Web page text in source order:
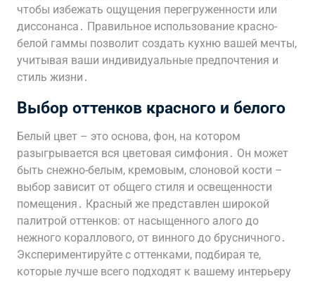
чтобы избежать ощущения перегруженности или
диссонанса․ Правильное использование красно-
белой гаммы позволит создать кухню вашей мечты,
учитывая ваши индивидуальные предпочтения и
стиль жизни․
Выбор оттенков красного и белого
Белый цвет – это основа, фон, на котором
разыгрывается вся цветовая симфония․ Он может
быть снежно-белым, кремовым, слоновой кости –
выбор зависит от общего стиля и освещенности
помещения․ Красный же представлен широкой
палитрой оттенков: от насыщенного алого до
нежного кораллового, от винного до брусничного․
Экспериментируйте с оттенками, подбирая те,
которые лучше всего подходят к вашему интерьеру